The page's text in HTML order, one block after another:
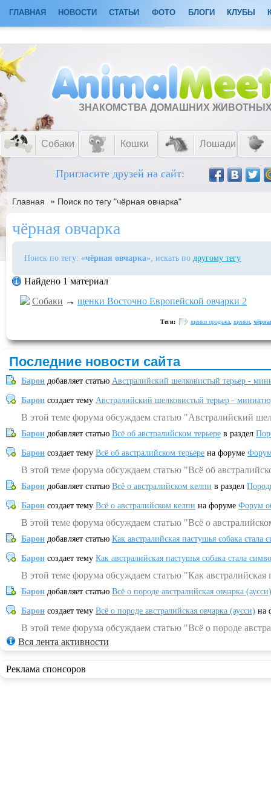
ГЛАВНАЯ НОВОСТИ СТАТЬИ ФОТО БЛОГИ КЛУБЫ
ЗНАКОМСТВА ДОМАШНИХ
Собаки Кошки Лошади
Пригласите друзей на сайт:
Главная » Поиск по тегу "чёрная овчарка"
чёрная овчарка
Поиск по тегу: «чёрная овчарка», искать по другому тегу
Найдено 1 материал
Собаки → щенки Восточно Европейской овчарки 2
Теги: щенки продажа щенки
Последние новости сайта
Барон добавляет статью Австралийский шелковистый терьер -
Барон создает тему Австралийский шелковистый терьер -
В этой теме форума обсуждаем статью "Австралийский
Барон добавляет статью Всё об австралийском терьере в раздел
Барон создает тему Всё об австралийском терьере на форуме
В этой теме форума обсуждаем статью "Всё об
Барон добавляет статью Всё о австралийском келпи в раздел
Барон создает тему Всё о австралийском келпи на форуме Форум
В этой теме форума обсуждаем статью "Всё о
Барон добавляет статью Как австралийская пастушья собака
Барон создает тему Как австралийская пастушья собака стала
В этой теме форума обсуждаем статью "Как
Барон добавляет статью Всё о породе австралийская овчарка (аусси)
Барон создает тему Всё о породе австралийская овчарка (аусси) на
В этой теме форума обсуждаем статью "Всё о породе
Вся лента активности
Реклама спонсоров